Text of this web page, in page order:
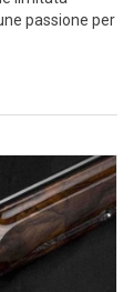
passione per